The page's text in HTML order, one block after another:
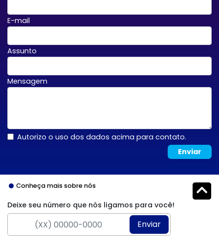
E-mail
Assunto
Mensagem
Autorizo o uso dos dados acima para contato.
Enviar
Conheça mais sobre nós
Deixe seu número que nós ligamos para você!
Enviar